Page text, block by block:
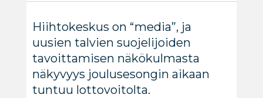
Hiihtokeskus on “media”, ja
uusien talvien suojelijoiden
tavoittamisen näkökulmasta
näkyvyys joulusesongin aikaan
tuntuu lottovoitolta.